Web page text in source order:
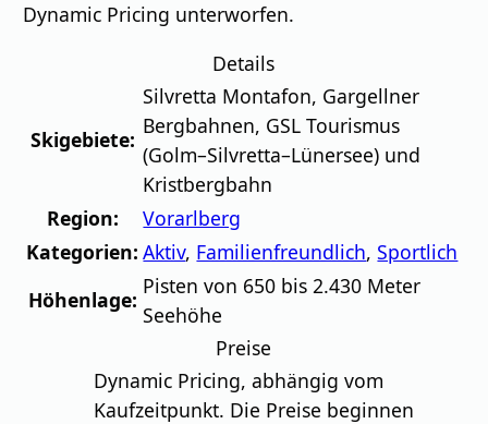
Dynamic Pricing unterworfen.
Details
Skigebiete:
Silvretta Montafon, Gargellner
Bergbahnen, GSL Tourismus
(Golm–Silvretta–Lünersee) und
Kristbergbahn
Region:
Vorarlberg
Kategorien: Aktiv, Familienfreundlich,Sportlich
Höhenlage:
Pisten von 650 bis 2.430 Meter
Seehöhe
Preise
Dynamic Pricing, abhängig vom
Kaufzeitpunkt. Die Preise beginnen